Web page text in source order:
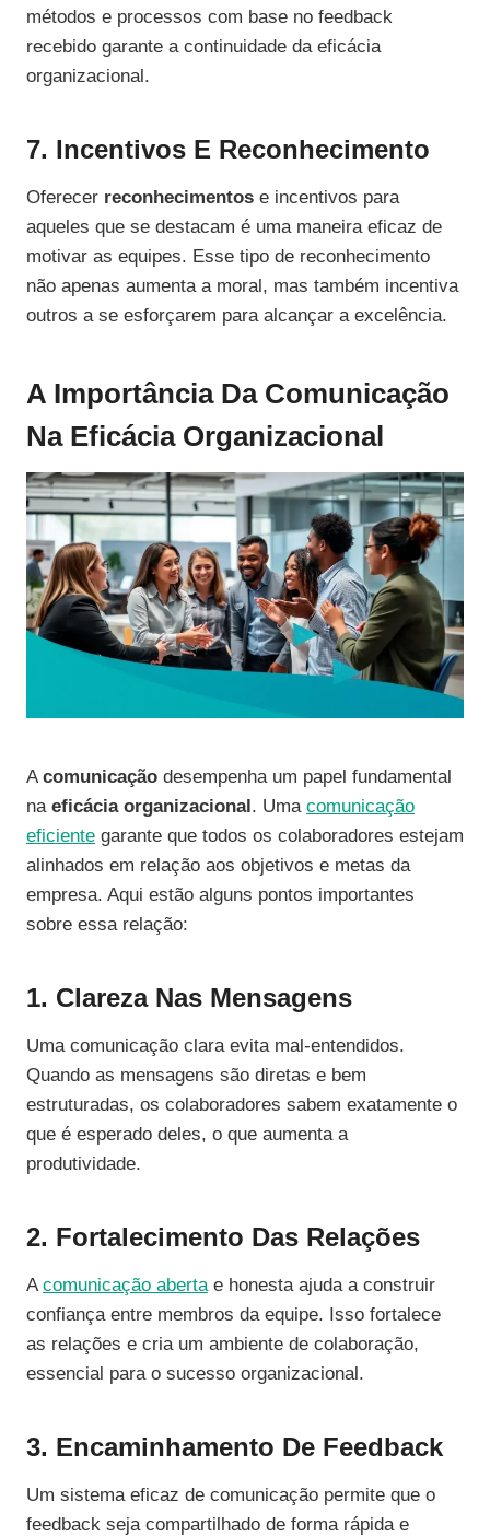
métodos e processos com base no feedback
recebido garante a continuidade da eficácia
organizacional.
7. Incentivos E Reconhecimento
Oferecer reconhecimentos e incentivos para
aqueles que se destacam é uma maneira eficaz de
motivar as equipes. Esse tipo de reconhecimento
não apenas aumenta a moral, mas também incentiva
outros a se esforçarem para alcançar a excelência.
A Importância Da Comunicação
Na Eficácia Organizacional
Acomunicação desempenha um papel fundamental
na eficácia organizacional . Uma comunicação
eficiente garante que todos os colaboradores estejam
alinhados em relação aos objetivos e metas da
empresa. Aqui estão alguns pontos importantes
sobre essa relação:
1. Clareza Nas Mensagens
Uma comunicação clara evita mal-entendidos.
Quando as mensagens são diretas e bem
estruturadas, os colaboradores sabem exatamente o
que é esperado deles, o que aumenta a
produtividade.
2. Fortalecimento Das Relações
Acomunicação abertae honesta ajuda a construir
confiança entre membros da equipe. Isso fortalece
as relações e cria um ambiente de colaboração,
essencial para o sucesso organizacional.
3. Encaminhamento De Feedback
Um sistema eficaz de comunicação permite que o
feedback seja compartilhado de forma rápida e